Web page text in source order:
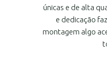
únicas e de alta
e dedicação
montagem algo